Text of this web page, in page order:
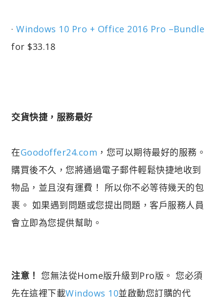
· Windows 10 Pro + Office 2016 Pro –Bundle
for $33.18
交貨快捷，服務最好
在Goodoffer24.com ，您可以期待最好的服務。
購買後不久，您將通過電子郵件輕鬆快捷地收到
物品，並且沒有運費！ 所以你不必等待幾天的包
裹。 如果遇到問題或您提出問題，客戶服務人員
會立即為您提供幫助。
注意！ 您無法從Home版升級到Pro版。 您必須
先在這裡下載Windows 10並啟動您訂購的代